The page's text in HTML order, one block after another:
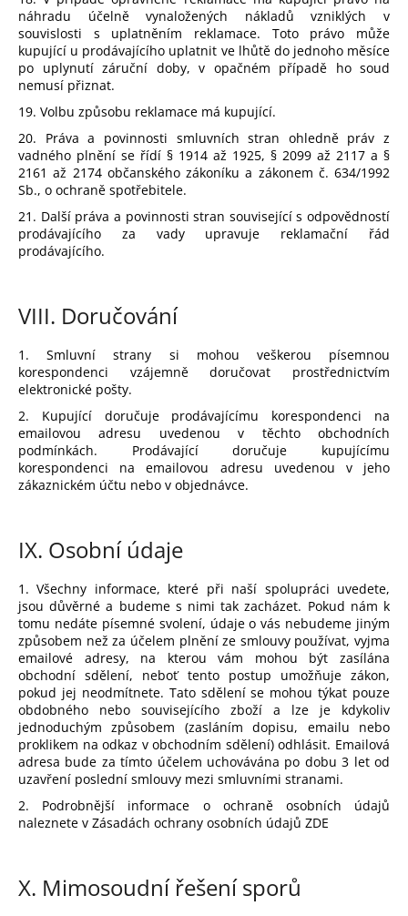
náhradu účelně vynaložených nákladů vzniklých v
souvislosti s uplatněním reklamace. Toto právo může
kupující u prodávajícího uplatnit ve lhůtě do jednoho měsíce
po uplynutí záruční doby, v opačném případě ho soud
nemusí přiznat.
19. Volbu způsobu reklamace má kupující.
20. Práva a povinnosti smluvních stran ohledně práv z
vadného plnění se řídí § 1914 až 1925, § 2099 až 2117 a §
2161 až 2174 občanského zákoníku a zákonem č. 634/1992
Sb., o ochraně spotřebitele.
21. Další práva a povinnosti stran související s odpovědností
prodávajícího za vady upravuje reklamační řád
prodávajícího.
VIII. Doručování
1. Smluvní strany si mohou veškerou písemnou
korespondenci vzájemně doručovat prostřednictvím
elektronické pošty.
2. Kupující doručuje prodávajícímu korespondenci na
emailovou adresu uvedenou v těchto obchodních
podmínkách. Prodávající doručuje kupujícímu
korespondenci na emailovou adresu uvedenou v jeho
zákaznickém účtu nebo v objednávce.
IX. Osobní údaje
1. Všechny informace, které při naší spolupráci uvedete,
jsou důvěrné a budeme s nimi tak zacházet. Pokud nám k
tomu nedáte písemné svolení, údaje o vás nebudeme jiným
způsobem než za účelem plnění ze smlouvy používat, vyjma
emailové adresy, na kterou vám mohou být zasílána
obchodní sdělení, neboť tento postup umožňuje zákon,
pokud jej neodmítnete. Tato sdělení se mohou týkat pouze
obdobného nebo souvisejícího zboží a lze je kdykoliv
jednoduchým způsobem (zasláním dopisu, emailu nebo
proklikem na odkaz v obchodním sdělení) odhlásit. Emailová
adresa bude za tímto účelem uchovávána po dobu 3 let od
uzavření poslední smlouvy mezi smluvními stranami.
2. Podrobnější informace o ochraně osobních údajů
naleznete v Zásadách ochrany osobních údajů ZDE
X. Mimosoudní řešení sporů